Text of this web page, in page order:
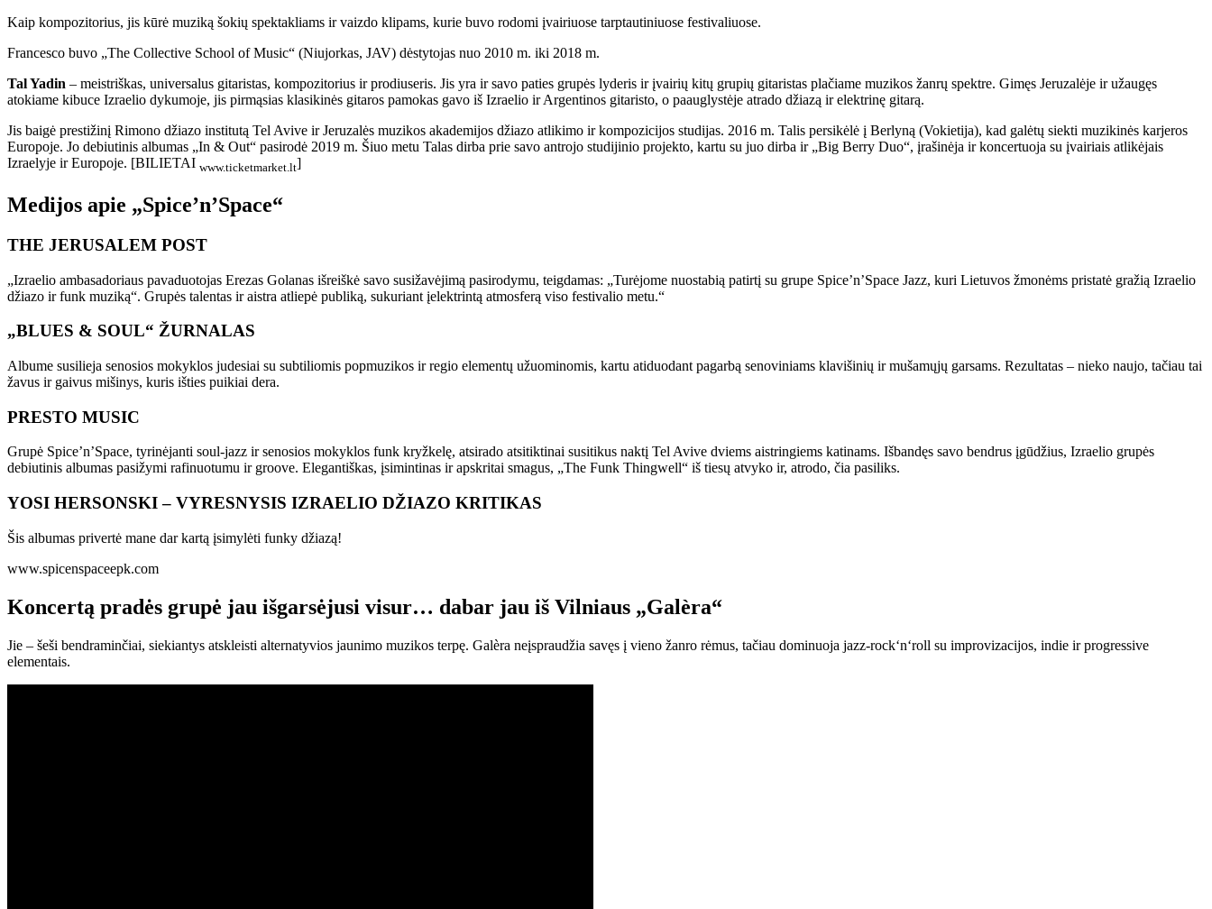
Kaip kompozitorius, jis kūrė muziką šokių spektakliams ir vaizdo klipams, kurie buvo rodomi įvairiuose tarptautiniuose festivaliuose.​
Francesco buvo „The Collective School of Music“ (Niujorkas, JAV) dėstytojas nuo 2010 m. iki 2018 m.​
Tal Yadin – meistriškas, universalus gitaristas, kompozitorius ir prodiuseris. Jis yra ir savo paties grupės lyderis ir įvairių kitų grupių gitaristas plačiame muzikos žanrų spektre. Gimęs Jeruzalėje ir užaugęs
atokiame kibuce Izraelio dykumoje, jis pirmąsias klasikinės gitaros pamokas gavo iš Izraelio ir Argentinos gitaristo, o paauglystėje atrado džiazą ir elektrinę gitarą.
Jis baigė prestižinį Rimono džiazo institutą Tel Avive ir Jeruzalės muzikos akademijos džiazo atlikimo ir kompozicijos studijas. 2016 m. Talis persikėlė į Berlyną (Vokietija), kad galėtų siekti muzikinės karjeros
Europoje. Jo debiutinis albumas „In & Out“ pasirodė 2019 m. Šiuo metu Talas dirba prie savo antrojo studijinio projekto, kartu su juo dirba ir „Big Berry Duo“, įrašinėja ir koncertuoja su įvairiais atlikėjais
Izraelyje ir Europoje. [BILIETAI www.ticketmarket.lt]
Medijos apie „Spice’n’Space“
THE JERUSALEM POST
„Izraelio ambasadoriaus pavaduotojas Erezas Golanas išreiškė savo susižavėjimą pasirodymu, teigdamas: „Turėjome nuostabią patirtį su grupe Spice’n’Space Jazz, kuri Lietuvos žmonėms pristatė gražią Izraelio
džiazo ir funk muziką“. Grupės talentas ir aistra atliepė publiką, sukuriant įelektrintą atmosferą viso festivalio metu.“
„BLUES & SOUL“ ŽURNALAS
Albume susilieja senosios mokyklos judesiai su subtiliomis popmuzikos ir regio elementų užuominomis, kartu atiduodant pagarbą senoviniams klavišinių ir mušamųjų garsams. Rezultatas – nieko naujo, tačiau tai
žavus ir gaivus mišinys, kuris išties puikiai dera.
PRESTO MUSIC
Grupė Spice’n’Space, tyrinėjanti soul-jazz ir senosios mokyklos funk kryžkelę, atsirado atsitiktinai susitikus naktį Tel Avive dviems aistringiems katinams. Išbandęs savo bendrus įgūdžius, Izraelio grupės
debiutinis albumas pasižymi rafinuotumu ir groove. Elegantiškas, įsimintinas ir apskritai smagus, „The Funk Thingwell“ iš tiesų atvyko ir, atrodo, čia pasiliks.
YOSI HERSONSKI – VYRESNYSIS IZRAELIO DŽIAZO KRITIKAS
Šis albumas privertė mane dar kartą įsimylėti funky džiazą!
www.spicenspaceepk.com
Koncertą pradės grupė jau išgarsėjusi visur… dabar jau iš Vilniaus „Galèra“
Jie – šeši bendraminčiai, siekiantys atskleisti alternatyvios jaunimo muzikos terpę. Galèra neįspraudžia savęs į vieno žanro rėmus, tačiau dominuoja jazz-rock‘n‘roll su improvizacijos, indie ir progressive
elementais.